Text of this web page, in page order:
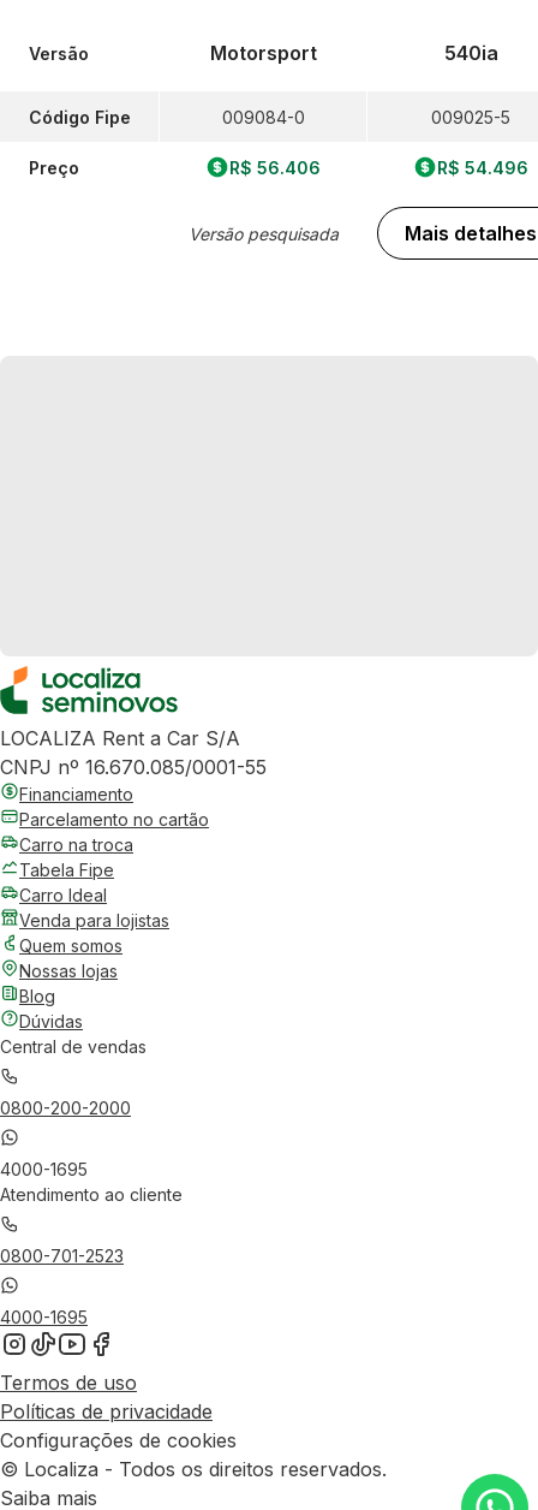
Versão
Código Fipe
Preço
Motorsport
009084-0
R$ 56.406
Versão pesquisada
540ia
009025-5
R$ 54.496
Mais detalhes
LOCALIZA Rent a Car S/A
CNPJ nº 16.670.085/0001-55
Financiamento
Parcelamento no cartão
Carro na troca
Tabela Fipe
Carro Ideal
Venda para lojistas
Quem somos
Nossas lojas
Blog
Dúvidas
Central de vendas
0800-200-2000
4000-1695
Atendimento ao cliente
0800-701-2523
4000-1695
Termos de uso
Políticas de privacidade
Configurações de cookies
© Localiza - Todos os direitos reservados.
Saiba mais